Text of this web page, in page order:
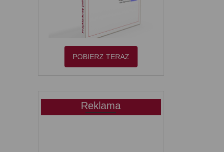
POBIERZ TERAZ
Reklama